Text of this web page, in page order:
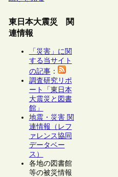
東日本大震災 関
連情報
「災害」に関
する当サイト
の記事：
調査研究リポ
ート「東日本
大震災と図書
館」
地震・災害 関
連情報（レフ
ァレンス協同
データベー
ス）
各地の図書館
等の被災情報